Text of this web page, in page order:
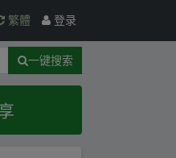
繁體 登录
一键搜索